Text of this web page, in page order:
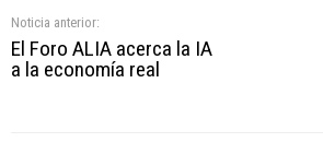
Noticia anterior:
El Foro ALIA acerca la IA
a la economía real